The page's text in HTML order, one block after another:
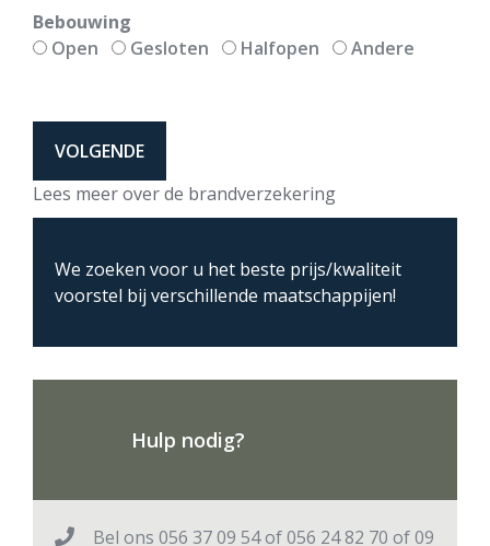
Bebouwing
Open
Gesloten Halfopen Andere
Lees
meer
Lees meer over de brandverzekering
We zoeken voor u het beste prijs/kwaliteit
voorstel bij verschillende maatschappijen!
Hulp nodig?
Bel ons 056 37 09 54 of 056 24 82 70 of 09